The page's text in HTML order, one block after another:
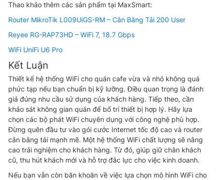
Thao khảo thêm các sản phẩm tại MaxSmart:
Router MikroTik L009UiGS-RM – Cân Bằng Tải 200 User
Reyee RG-RAP73HD – WiFi 7, 18.7 Gbps
WiFi UniFi U6 Pro
Kết Luận
Thiết kế hệ thống WiFi cho quán cafe vừa và nhỏ không quá
phức tạp nếu bạn chuẩn bị kỹ lưỡng. Điều quan trọng là đánh
giá đúng nhu cầu sử dụng của khách hàng. Tiếp theo, cần
khảo sát không gian quán để bố trí thiết bị hợp lý. Hãy lựa
chọn các bộ phát WiFi chuyên dụng với công nghệ phù hợp.
Đừng quên đầu tư vào gói cước Internet tốc độ cao và router
cân bằng tải mạnh mẽ. Một hệ thống WiFi chất lượng sẽ nâng
cao trải nghiệm cho khách hàng. Từ đó, giúp giữ chân khách
cũ, thu hút khách mới và hỗ trợ đắc lực cho việc kinh doanh.
Nếu bạn vẫn còn băn khoăn về việc lựa chọn mô hình WiFi cho